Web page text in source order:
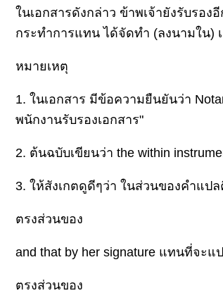
นเอกสารดังกล่าว ข้าพเจ้ายังรับรอง
กระทำการแทน ได้จัดทำ (ลงนามใน)
หมายเหตุ
1. ในเอกสาร มีข้อความยืนยันว่า
พนักงานรับรองเอกสาร"
2. ต้นฉบับเขียนว่า the within
3. ให้สังเกตดูดีๆว่า ในส่วนของคำแป
ตรงส่วนของ
and that by her signature แทนที่จะแ
ตรงส่วนของ